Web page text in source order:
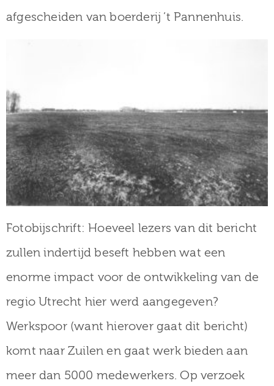
afgescheiden van boerderij ’t Pannenhuis.
Fotobijschrift: Hoeveel lezers van dit bericht
zullen indertijd beseft hebben wat een
enorme impact voor de ontwikkeling van de
regio Utrecht hier werd aangegeven?
Werkspoor (want hierover gaat dit bericht)
komt naar Zuilen en gaat werk bieden aan
meer dan 5000 medewerkers. Op verzoek